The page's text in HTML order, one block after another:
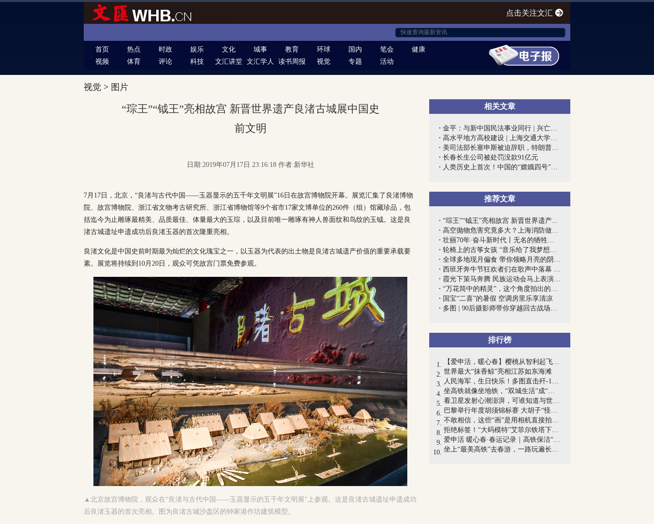
点击关注文汇
首页 热点 时政 娱乐 文化 城事 教育 环球 国内 笔会
健康
视频
体育 评论 科技 文汇讲堂 文汇学人 读书周报 视觉 专题 活动
视觉 > 图片
相关文章
金平：与新中国民法事业同行 | 兴亡匹夫...
高水平地方高校建设 | 上海交通大学医学...
美司法部长塞申斯被迫辞职，特朗普终向“...
长春长生公司被处罚没款91亿元
人类历史上首次！中国的“嫦娥四号”到底...
推荐文章
“琮王”“钺王”亮相故宫 新晋世界遗产...
高空抛物危害究竟多大？上海消防做了一组...
壮丽70年·奋斗新时代丨无名的牺牲——记...
轮椅上的古筝女孩 “音乐给了我梦想的翅膀”
全球多地现月偏食 带你领略月亮的阴晴圆缺
西班牙奔牛节狂欢者们在歌声中落幕 共35...
霞光下策马奔腾 民族运动会马上表演赛况激烈
“万花筒中的精灵”，这个角度拍出的蝴蝶...
国宝“二喜”的暑假 空调房里乐享清凉
多图 | 90后摄影师带你穿越回古战场，感...
排行榜
【爱申活，暖心春】樱桃从智利起飞到进入...
世界最大“抹香鲸”亮相江苏如东海滩
人民海军，生日快乐！多图直击歼-15舰载...
坐高铁就像坐地铁，“双城生活”成“长三...
看卫星发射心潮澎湃，可谁知道与世隔绝的...
巴黎举行年度胡须锦标赛 大胡子“怪叔叔...
不敢相信，这些“画”是用相机直接拍出来...
拒绝标签！“大码模特”艾菲尔铁塔下展现...
爱申活 暖心春·春运记录｜高铁保洁“闪...
坐上“最美高铁”去春游，一路玩遍长三...
“琮王”“钺王”亮相故宫 新晋世界遗产良渚古城展中国史
前文明
日期:2019年07月17日 23:16:18 作者:新华社
7月17日，北京，“良渚与古代中国——玉器显示的五千年文明展”16日在故宫博物院开幕。展览汇集了良渚博物
院、故宫博物院、浙江省文物考古研究所、浙江省博物馆等9个省市17家文博单位的260件（组）馆藏珍品，包
括迄今为止雕琢最精美、品质最佳、体量最大的玉琮，以及目前唯一雕琢有神人兽面纹和鸟纹的玉钺。这是良
渚古城遗址申遗成功后良渚玉器的首次隆重亮相。
良渚文化是中国史前时期最为灿烂的文化瑰宝之一，以玉器为代表的出土物是良渚古城遗产价值的重要承载要
素。展览将持续到10月20日，观众可凭故宫门票免费参观。
▲ 北京故宫博物院，观众在“良渚与古代中国——玉器显示的五千年文明展”上参观。这是良渚古城遗址申遗成功
后良渚玉器的首次亮相。图为良渚古城沙盘区的钟家港作坊建筑模型。